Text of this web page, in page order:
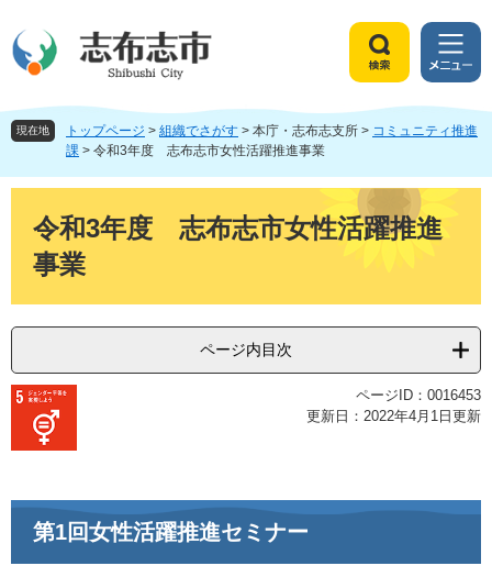
ジ
頭
ュ
飛
索
メ
ニ
ュ
ー
現在地 トップページ > 組織でさがす > 本庁・志布志支所 > コミュニティ推進
課 > 令和3年度 志布志市女性活躍推進事業
令和3年度 志布志市女性活躍推進
事業
ページ内目次
ページID：0016453
更新日：2022年4月1日更新
第1回女性活躍推進セミナー